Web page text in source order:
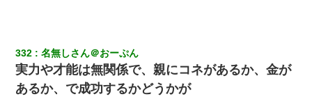
【悲報】嫁がワイのこと嫌いっぽいから単身赴任した結果
332 名無しさん＠おーぷん
実力や才能は無関係で、親にコネがあるか、金が
あるか、で成功するかどうかが